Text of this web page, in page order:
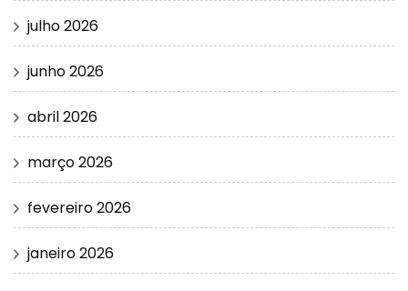
julho 2026
junho 2026
abril 2026
março 2026
fevereiro 2026
janeiro 2026